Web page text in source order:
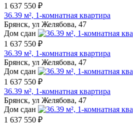
1 637 550 ₽
36.39 м², 1-комнатная квартира
Брянск, ул Желябова, 47
Дом сдан
1 637 550 ₽
36.39 м², 1-комнатная квартира
Брянск, ул Желябова, 47
Дом сдан
1 637 550 ₽
36.39 м², 1-комнатная квартира
Брянск, ул Желябова, 47
Дом сдан
1 637 550 ₽